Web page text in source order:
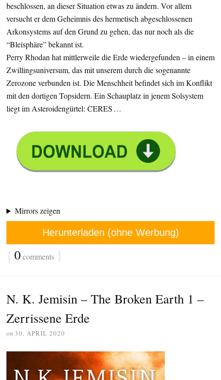
beschlossen, an dieser Situation etwas zu ändern. Vor allem
versucht er dem Geheimnis des hermetisch abgeschlossenen
Arkonsystems auf den Grund zu gehen, das nur noch als die
“Bleisphäre” bekannt ist.
Perry Rhodan hat mittlerweile die Erde wiedergefunden – in einem
Zwillingsuniversum, das mit unserem durch die sogenannte
Zerozone verbunden ist. Die Menschheit befindet sich im Konflikt
mit den dortigen Topsidern. Ein Schauplatz in jenem Solsystem
liegt im Asteroidengürtel: CERES …
Mirrors zeigen
Herunterladen (ohne Werbung)
{ 0comments }
N. K. Jemisin – The Broken Earth 1 –
Zerrissene Erde
on 30. APRIL 2020